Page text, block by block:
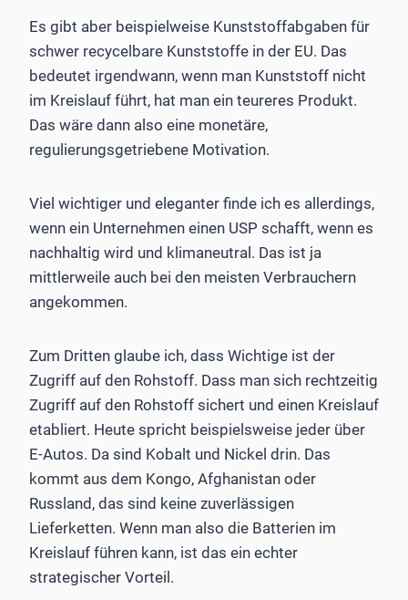
Es gibt aber beispielweise Kunststoffabgaben für
schwer ­recycelbare Kunststoffe in der EU. Das
bedeutet irgendwann, wenn man Kunststoff nicht
im Kreislauf führt, hat man ein teureres Produkt.
Das wäre dann also eine monetäre,
regulierungsgetriebene Motivation.
Viel wichtiger und eleganter finde ich es allerdings,
wenn ein Unternehmen einen USP schafft, wenn es
nachhaltig wird und klimaneutral. Das ist ja
mittlerweile auch bei den meisten Verbrauchern
angekommen.
Zum Dritten glaube ich, dass Wichtige ist der
Zugriff auf den Rohstoff. Dass man sich rechtzeitig
Zugriff auf den Rohstoff sichert und einen Kreislauf
etabliert. Heute spricht beispielsweise jeder über
E-Autos. Da sind Kobalt und Nickel drin. Das
kommt aus dem Kongo, Afghanistan oder
Russland, das sind keine zuverlässigen
Lieferketten. Wenn man also die Batterien im
Kreislauf führen kann, ist das ein echter
strategischer Vorteil.